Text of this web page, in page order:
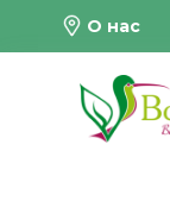
О нас